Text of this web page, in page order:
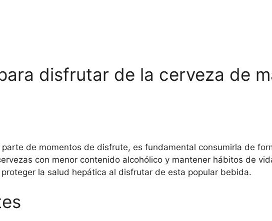
disfrutar de la cerveza de
de momentos de disfrute, es fundamental consumirla de
con menor contenido alcohólico y mantener hábitos de
la salud hepática al disfrutar de esta popular bebida.